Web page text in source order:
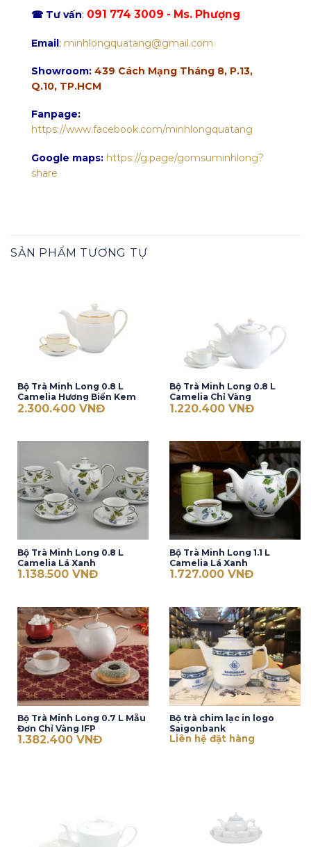
☎ Tư vấn: 091 774 3009 - Ms. Phượng
Email: minhlongquatang@gmail.com
Showroom: 439 Cách Mạng Tháng 8, P.13,
Q.10, TP.HCM
Fanpage:
https://www.facebook.com/minhlongquatang
Google maps: https://g.page/gomsuminhlong?
share
SẢN PHẨM TƯƠNG TỰ
Bộ Trà Minh Long 0.8 L
Camelia Hương Biển Kem
2.300.400 VNĐ
Bộ Trà Minh Long 0.8 L
Camelia Chỉ Vàng
1.220.400 VNĐ
Bộ Trà Minh Long 0.8 L
Camelia Lá Xanh
1.138.500 VNĐ
Bộ Trà Minh Long 1.1 L
Camelia Lá Xanh
1.727.000 VNĐ
Bộ Trà Minh Long 0.7 L Mẫu
Đơn Chỉ Vàng IFP
1.382.400 VNĐ
Bộ trà chim lạc in logo
Saigonbank
Liên hệ đặt hàng